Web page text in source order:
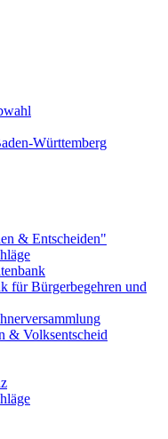
Württemberg
& Entscheiden"
für Bürgerbegehren und
& Volksentscheid